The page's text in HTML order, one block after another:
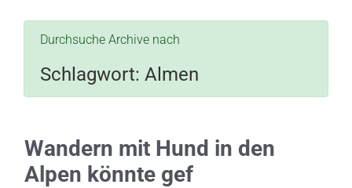
Durchsuche Archive nach
Schlagwort: Almen
Wandern mit Hund in den
Alpen könnte gef